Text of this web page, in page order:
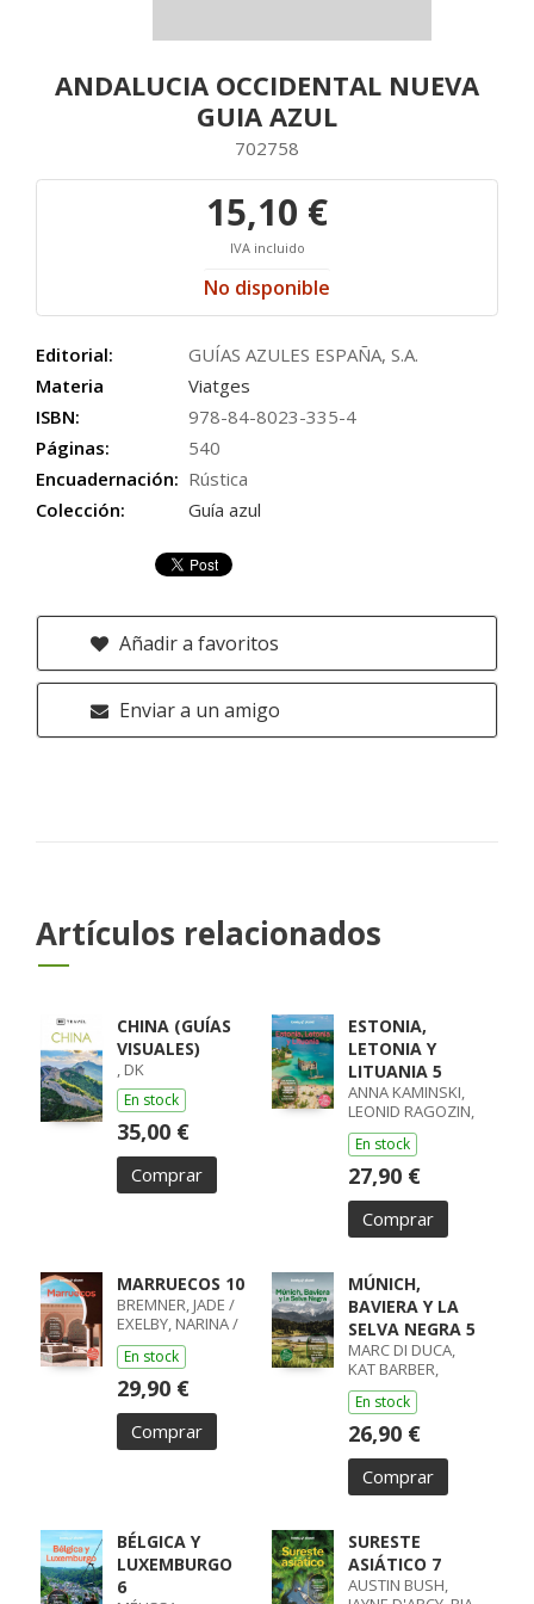
ANDALUCIA OCCIDENTAL NUEVA
GUIA AZUL
702758
15,10 €
IVA incluido
No disponible
Editorial:
GUÍAS AZULES ESPAÑA, S.A.
Materia
Viatges
ISBN:
978-84-8023-335-4
Páginas:
540
Encuadernación: Rústica
Colección:
Guía azul
Añadir a favoritos
Enviar a un amigo
Artículos relacionados
CHINA (GUÍAS
VISUALES)
, DK
En stock
35,00 €
Comprar
ESTONIA,
LETONIA Y
LITUANIA 5
ANNA KAMINSKI,
LEONID RAGOZIN,
ANGELO ZINNA
En stock
27,90 €
Comprar
MARRUECOS 10
BREMNER, JADE /
EXELBY, NARINA /
GILBERT, SARAH /
RANGER, HELEN /
STEVENS, TARA
En stock
29,90 €
Comprar
MÚNICH,
BAVIERA Y LA
SELVA NEGRA 5
MARC DI DUCA,
KAT BARBER,
ANTHONY HAM,
KERRY
En stock
26,90 €
Comprar
BÉLGICA Y
LUXEMBURGO
6
SURESTE
ASIÁTICO 7
AUSTIN BUSH,